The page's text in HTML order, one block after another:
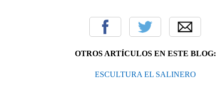
OTROS ARTÍCULOS EN ESTE BLOG:
ESCULTURA EL SALINERO